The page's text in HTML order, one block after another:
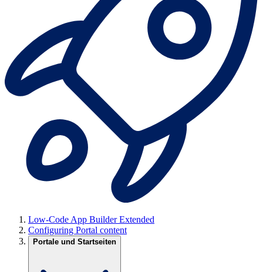
Low-Code App Builder Extended
Configuring Portal content
Portale und Startseiten